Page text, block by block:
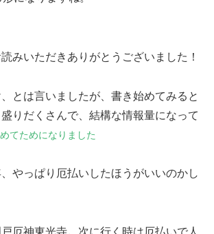
みいただきありがとうございました！
とは言いましたが、書き始めてみると
りだくさんで、結構な情報量になって
てためになりました
やっぱり厄払いしたほうがいいのかし